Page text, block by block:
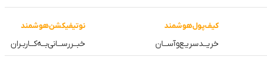
کیف‌پول‌هوشمند
خریــد‌سریـع‌و‌آســان
نوتیفیکشن‌هوشمند
خبــررســانی‌بــه‌کــاربـران